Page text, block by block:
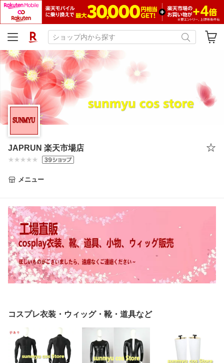
JAPRUN 楽天市場店
メニュー
コスプレ衣装・ウィッグ・靴・道具など